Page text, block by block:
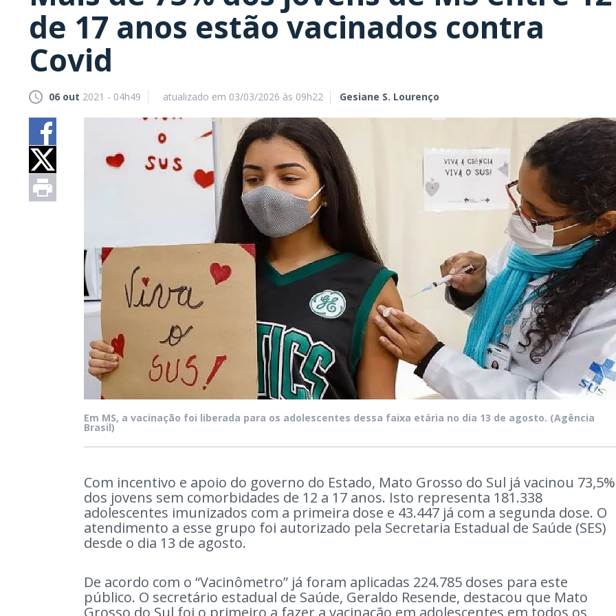
de 17 anos estão vacinados contra
Covid
06 out 2021 - 04h49 atualizado em 03/03/2026 às 09h22 Gesiane S. Lourenço
Em MS, a vacinação foi liberada para os adolescentes dessa faixa etária no dia 13 de agosto. (Agência
Brasil)
Com incentivo e apoio do governo do Estado, Mato Grosso do Sul já vacinou 73,5%
dos jovens sem comorbidades de 12 a 17 anos. Isto representa 181.338
adolescentes imunizados com a primeira dose e 43.447 já com a segunda dose. O
atendimento a esse grupo foi autorizado pela Secretaria Estadual de Saúde (SES)
desde o dia 13 de agosto.
De acordo com o “Vacinômetro” já foram aplicadas 224.785 doses para este
público. O secretário estadual de Saúde, Geraldo Resende, destacou que Mato
Grosso do Sul foi o primeiro a fazer a vacinação em adolescentes em todos os